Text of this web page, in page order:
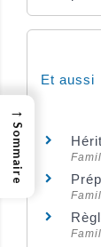
Et aussi
→
Sommaire